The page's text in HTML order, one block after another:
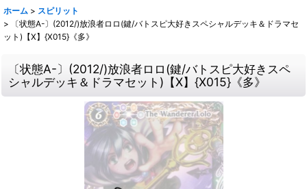
ホーム > スピリット
>
〔状態A-〕(2012/)放浪者ロロ(鍵/バトスピ大好きスペシャルデッキ＆ドラマセ
ット)【X】{X015}《多》
〔状態A-〕(2012/)放浪者ロロ(鍵/バトスピ大好きスペ
シャルデッキ＆ドラマセット)【X】{X015}《多》